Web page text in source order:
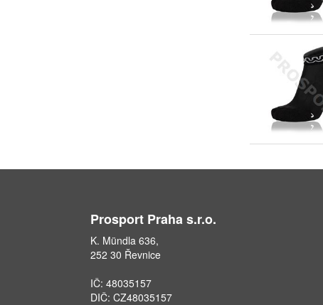
Prosport Praha s.r.o.
K. Mündla 636,
252 30 Řevnice
IČ: 48035157
DIČ: CZ48035157